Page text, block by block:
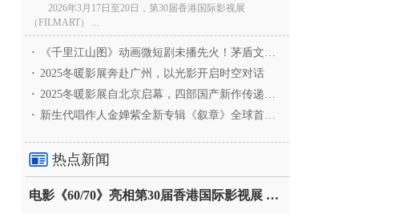
2026年3月17日至20日，第30届香港国际影视展
（FILMART） ...
·
《千里江山图》动画微短剧未播先火！茅盾文学奖IP首
· 2025冬暖影展奔赴广州，以光影开启时空对话
· 2025冬暖影展自北京启幕，四部国产新作传递银幕温情
· 新生代唱作人金婵紫全新专辑《叙章》全球首发，颠覆
热点新闻
电影《60/70》亮相第30届香港国际影视展 冲刺戛纳备